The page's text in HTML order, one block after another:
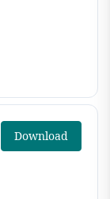
Download